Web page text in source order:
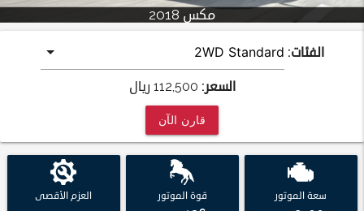
مكس 2018
الفئات:
السعر: 112,500 ريال
قارن الآن
سعة الموتور قوة الموتور العزم الأقصى